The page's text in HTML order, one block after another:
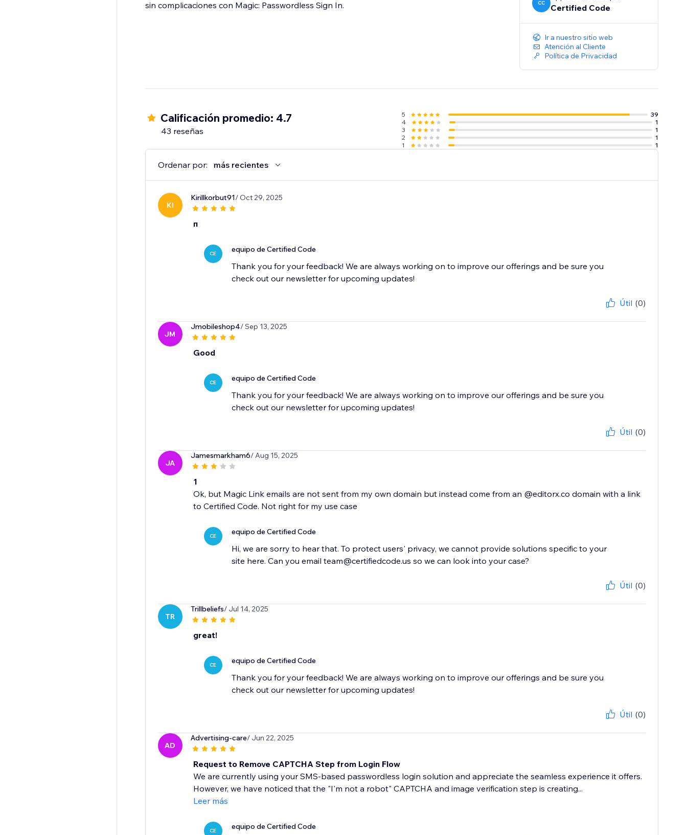
sin complicaciones con Magic: Passwordless Sign In.
CC Certified Code
Ir a nuestro sitio web
Atención al Cliente
Política de Privacidad
Calificación promedio: 4.7
43 reseñas
5
39
4
1
3
1
2
1
1
1
Ordenar por: más recientes
KI
Kirillkorbut91/ Oct 29, 2025
п
CE equipo de Certified Code
Thank you for your feedback! We are always working on to improve our offerings and be sure you
check out our newsletter for upcoming updates!
Útil (0)
JM
Jmobileshop4/ Sep 13, 2025
Good
CE equipo de Certified Code
Thank you for your feedback! We are always working on to improve our offerings and be sure you
check out our newsletter for upcoming updates!
Útil (0)
JA
Jamesmarkham6/ Aug 15, 2025
1
Ok, but Magic Link emails are not sent from my own domain but instead come from an @editorx.co domain with a link
to Certified Code. Not right for my use case
CE equipo de Certified Code
Hi, we are sorry to hear that. To protect users' privacy, we cannot provide solutions specific to your
site here. Can you email team@certifiedcode.us so we can look into your case?
Útil (0)
TR
Trillbeliefs/ Jul 14, 2025
great!
CE equipo de Certified Code
Thank you for your feedback! We are always working on to improve our offerings and be sure you
check out our newsletter for upcoming updates!
Útil (0)
AD
Advertising-care/ Jun 22, 2025
Request to Remove CAPTCHA Step from Login Flow
We are currently using your SMS-based passwordless login solution and appreciate the seamless experience it offers.
However, we have noticed that the "I'm not a robot" CAPTCHA and image verification step is creating...
Leer más
CE equipo de Certified Code